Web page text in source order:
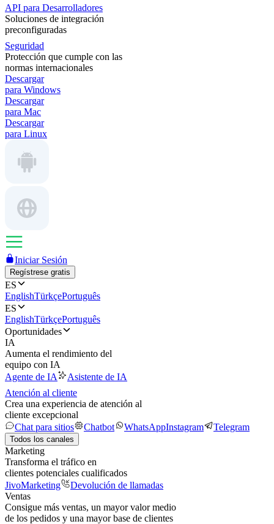
API para Desarrolladores
Soluciones de integración
preconfiguradas
Seguridad
Protección que cumple con las
normas internacionales
Descargar
para Windows
Descargar
para Mac
Descargar
para Linux
Iniciar Sesión
Regístrese gratis
ES
EnglishTürkçePortuguês
ES
EnglishTürkçePortuguês
Oportunidades
IA
Aumenta el rendimiento del
equipo con IA
Agente de IA
Asistente de IA
Atención al cliente
Crea una experiencia de atención al
cliente excepcional
Chat para sitios
Chatbot WhatsAppInstagram Telegram
Todos los canales
Marketing
Transforma el tráfico en
clientes potenciales cualificados
JivoMarketing
Devolución de llamadas
Ventas
Consigue más ventas, un mayor valor medio
de los pedidos y una mayor base de clientes